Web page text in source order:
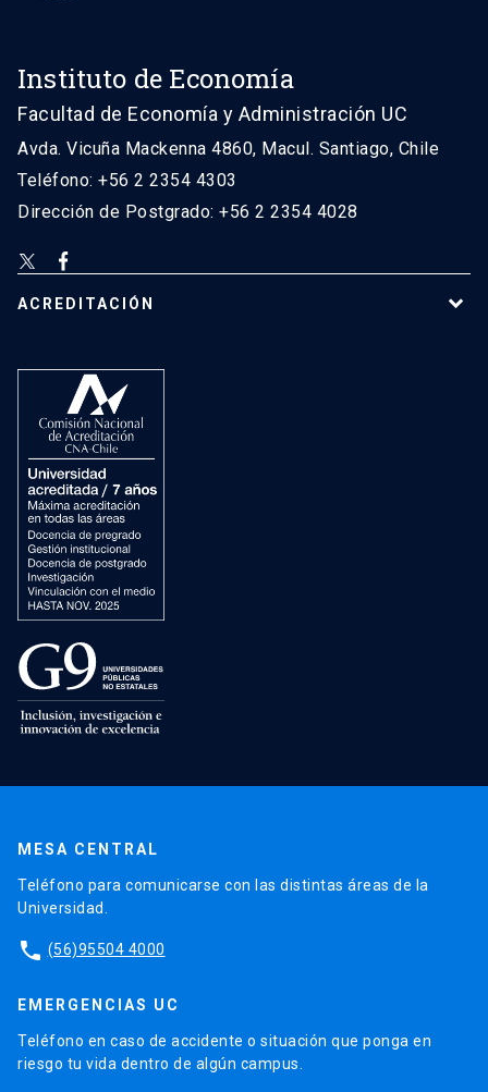
Instituto de Economía
Facultad de Economía y Administración UC
Avda. Vicuña Mackenna 4860, Macul. Santiago, Chile
Teléfono: +56 2 2354 4303
Dirección de Postgrado: +56 2 2354 4028
ACREDITACIÓN
MESA CENTRAL
Teléfono para comunicarse con las distintas áreas de la
Universidad.
phone (56)95504 4000
EMERGENCIAS UC
Teléfono en caso de accidente o situación que ponga en
riesgo tu vida dentro de algún campus.